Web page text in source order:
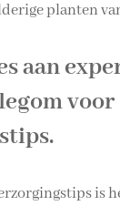
planten
aan
voor
is